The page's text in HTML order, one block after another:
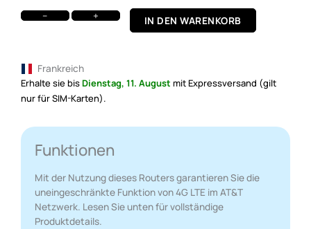
−
Velocity®
+ IN DEN WARENKORB
Frankreich
Erhalte sie bisDienstag, 11. August mit Expressversand (gilt
nur für SIM-Karten).
Funktionen
Mit der Nutzung dieses Routers garantieren Sie die
uneingeschränkte Funktion von 4G LTE im AT&T
Netzwerk. Lesen Sie unten für vollständige
Produktdetails.